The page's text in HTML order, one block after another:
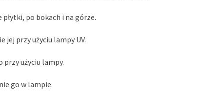
po bokach i na górze.
jej przy użyciu lampy UV.
przy użyciu lampy.
go w lampie.